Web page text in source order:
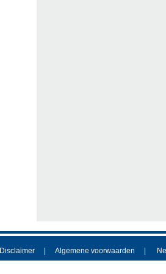
Disclaimer Algemene voorwaarden